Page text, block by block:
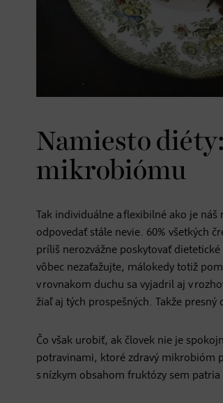
Namiesto
mikrobiómu
Tak individuálne a flexibilné ako je
odpovedať stále nevie. 60% všetkých
príliš nerozvážne poskytovať
vôbec nezaťažujte, málokedy totiž
v rovnakom duchu sa vyjadril aj v
žiaľ aj tých prospešných. Takže presný
Čo však urobiť, ak človek nie je
potravinami, ktoré zdravý mikrobióm
s nízkym obsahom fruktózy sem